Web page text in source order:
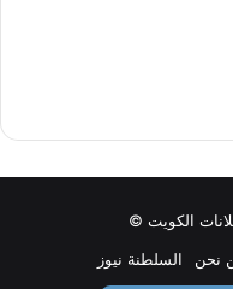
الكويت ©
نحن السلطنة نيوز